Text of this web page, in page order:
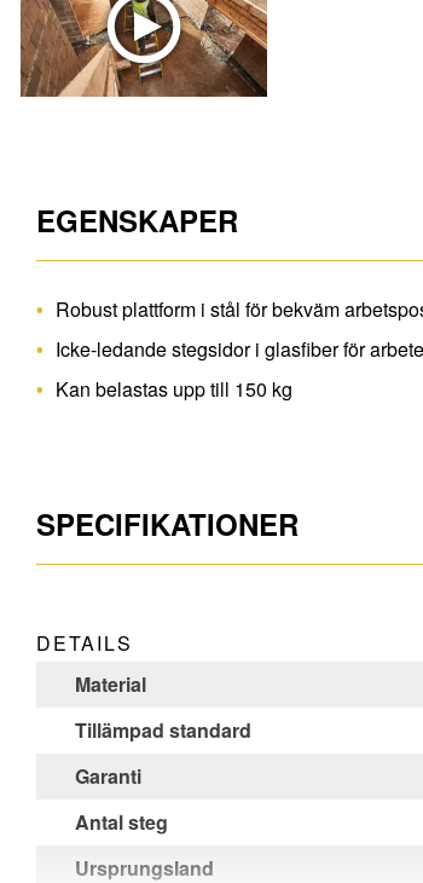
EGENSKAPER
Robust plattform i stål för bekväm
Icke-ledande stegsidor i glasfiber för
Kan belastas upp till 150 kg
SPECIFIKATIONER
DETAILS
Material
Tillämpad standard
Garanti
Antal steg
Ursprungsland